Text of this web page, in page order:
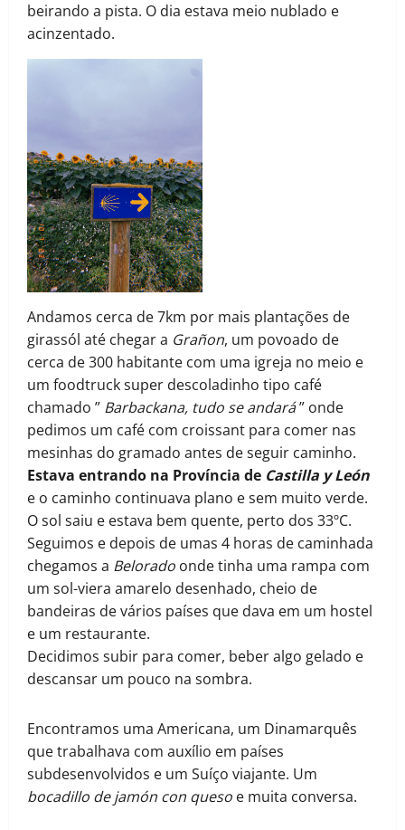
beirando a pista. O dia estava meio nublado e
acinzentado.
Andamos cerca de 7km por mais plantações de
girassól até chegar a Grañon, um povoado de
cerca de 300 habitante com uma igreja no meio e
um foodtruck super descoladinho tipo café
chamado ” Barbackana, tudo se andará” onde
pedimos um café com croissant para comer nas
mesinhas do gramado antes de seguir caminho.
Estava entrando na Província de Castilla y León
e o caminho continuava plano e sem muito verde.
O sol saiu e estava bem quente, perto dos 33ºC.
Seguimos e depois de umas 4 horas de caminhada
chegamos a Belorado onde tinha uma rampa com
um sol-viera amarelo desenhado, cheio de
bandeiras de vários países que dava em um hostel
e um restaurante.
Decidimos subir para comer, beber algo gelado e
descansar um pouco na sombra.
Encontramos uma Americana, um Dinamarquês
que trabalhava com auxílio em países
subdesenvolvidos e um Suíço viajante. Um
bocadillo de jamón con queso e muita conversa.